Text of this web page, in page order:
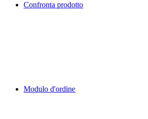
Confronta prodotto
Modulo d'ordine